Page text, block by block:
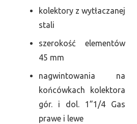
kolektory z wytłaczanej
stali
szerokość elementów
45 mm
nagwintowania na
końcówkach kolektora
gór. i dol. 1”1/4 Gas
prawe i lewe